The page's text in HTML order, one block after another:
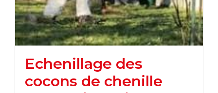
Echenillage des
cocons de chenille